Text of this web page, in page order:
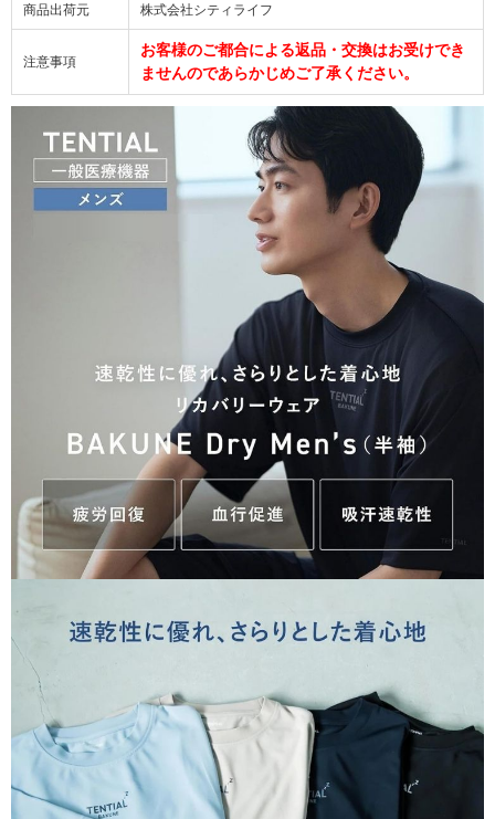
商品出荷元 株式会社シティライフ
注意事項
お客様のご都合による返品・交換はお受けでき
ませんのであらかじめご了承ください。